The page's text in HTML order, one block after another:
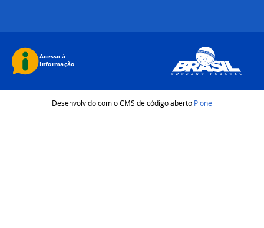
Desenvolvido com o CMS de código aberto Plone